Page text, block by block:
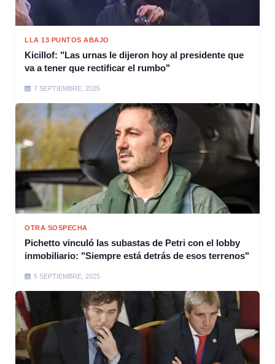
LLA 13 PUNTOS ABAJO
Kicillof: "Las urnas le dijeron hoy al presidente que
va a tener que rectificar el rumbo"
7 SEPTIEMBRE, 2025
OTRA SOSPECHA
Pichetto vinculó las subastas de Petri con el lobby
inmobiliario: "Siempre está detrás de esos terrenos"
5 SEPTIEMBRE, 2025